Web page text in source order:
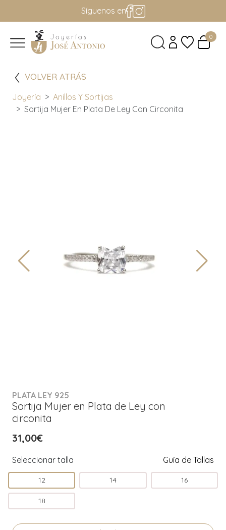
Síguenos en
0
VOLVER ATRÁS
Joyería
Anillos Y Sortijas
Sortija Mujer En Plata De Ley Con Circonita
PLATA LEY 925
Sortija Mujer en Plata de Ley con
circonita
31,00€
Seleccionar talla Guía de Tallas
12 14 16
18